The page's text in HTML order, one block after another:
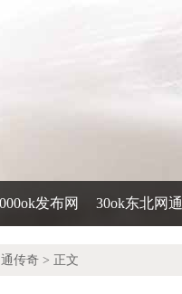
发布网 30ok东北网通
传奇 > 正文